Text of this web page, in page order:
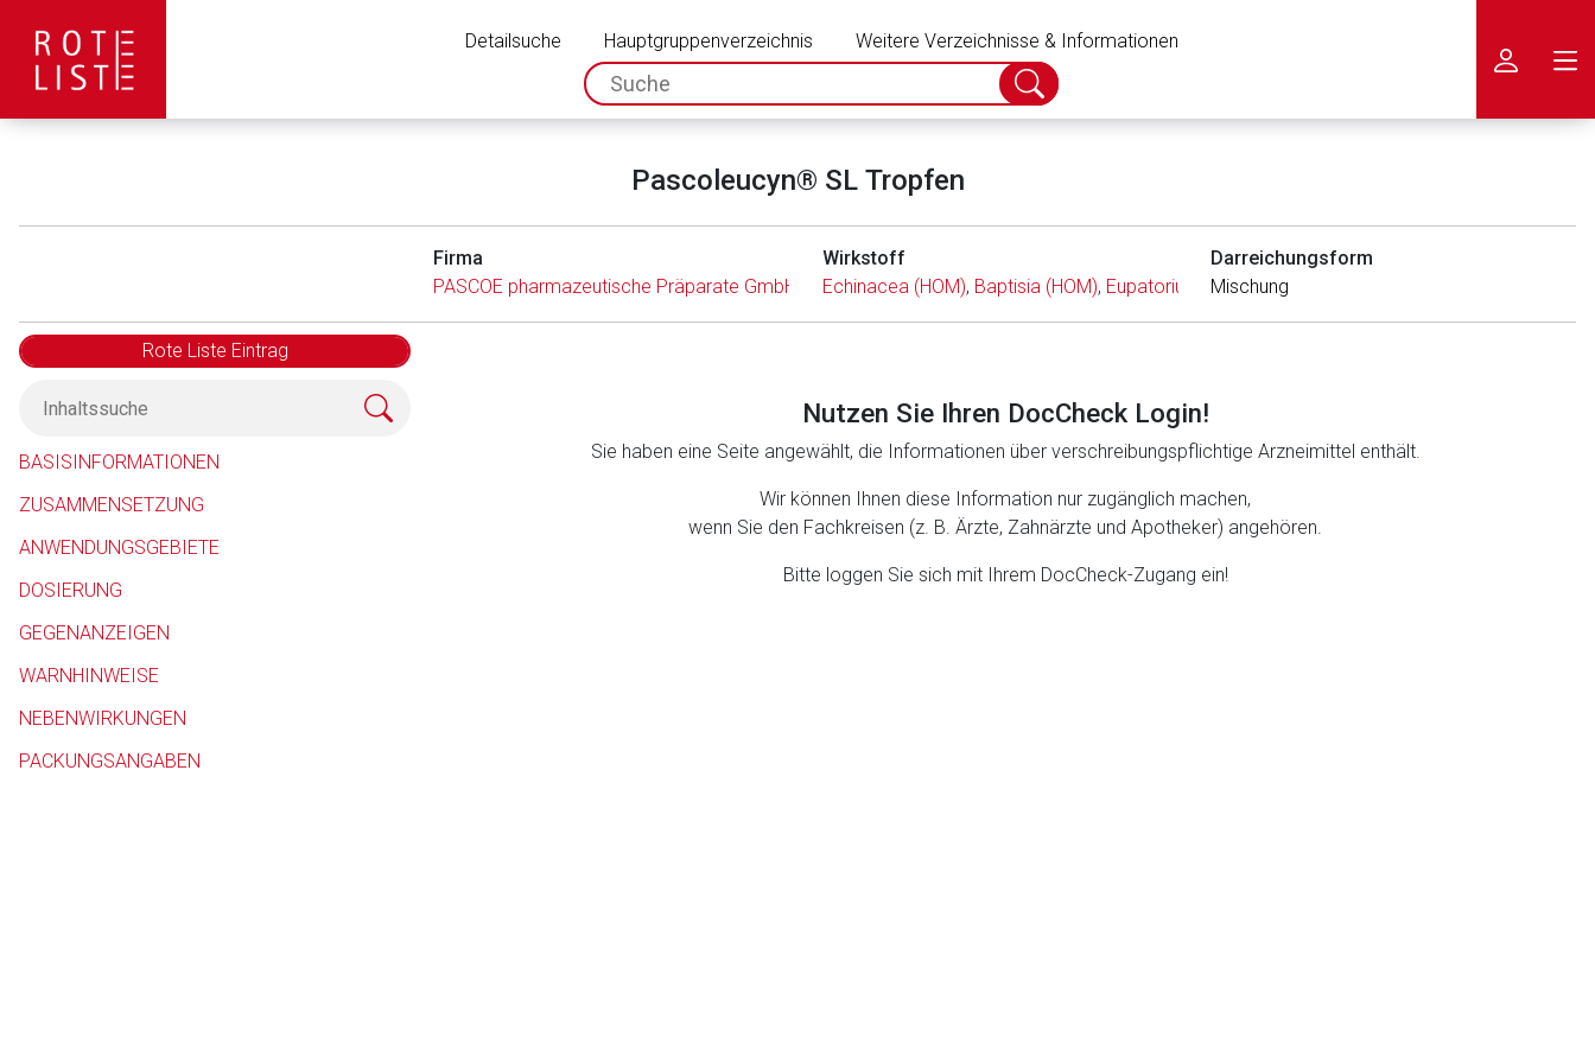
Detailsuche Hauptgruppenverzeichnis
Weitere Verzeichnisse & Informationen
spc.search.input.placeholder
Suche
abschicken
Pascoleucyn® SL Tropfen
Firma
PASCOE pharmazeutische Präparate GmbH
Wirkstoff
Echinacea (HOM), Baptisia (HOM), Eupatorium perfoliatum (HOM)
Darreichungsform
Mischung
Rote Liste Eintrag
BASISINFORMATIONEN
ZUSAMMENSETZUNG
ANWENDUNGSGEBIETE
DOSIERUNG
GEGENANZEIGEN
WARNHINWEISE
NEBENWIRKUNGEN
PACKUNGSANGABEN
Nutzen Sie Ihren DocCheck Login!
Sie haben eine Seite angewählt, die Informationen über verschreibungspflichtige Arzneimittel enthält.
Wir können Ihnen diese Information nur zugänglich machen,
wenn Sie den Fachkreisen (z. B. Ärzte, Zahnärzte und Apotheker) angehören.
Bitte loggen Sie sich mit Ihrem DocCheck-Zugang ein!
Aufruf einer externen Seite
Der von Ihnen aufgerufene Link öffnet eine externe Web-Seite. Für die Inhalte der externen Web-Seite ist deren